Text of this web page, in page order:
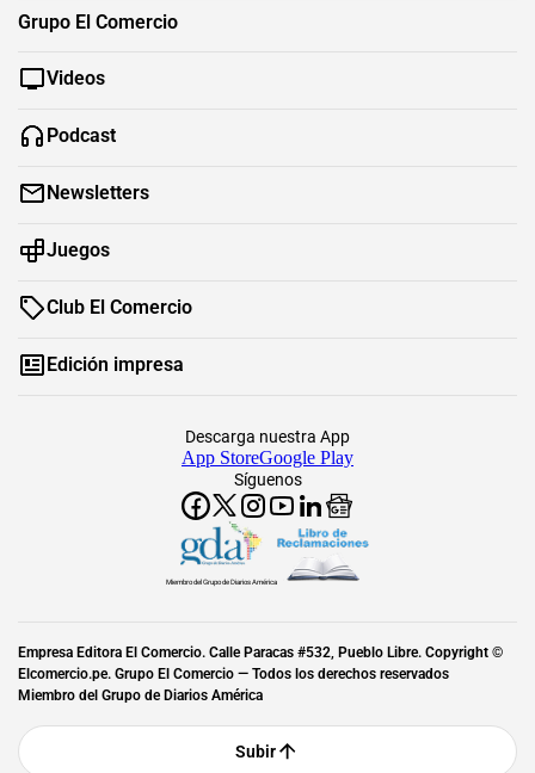
Grupo El Comercio
Videos
Podcast
Newsletters
Juegos
Club El Comercio
Edición impresa
Síguenos
Descarga nuestra App
App StoreGoogle Play
Miembro del Grupo de Diarios América
Empresa Editora El Comercio. Calle Paracas #532, Pueblo Libre. Copyright ©
Elcomercio.pe. Grupo El Comercio — Todos los derechos reservados
Miembro del Grupo de Diarios América
Subir